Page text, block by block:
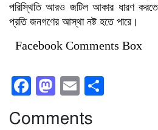
পরিস্থিতি আরও জটিল আকার ধারণ করতে
প্রতি জনগণের আস্থা নষ্ট হতে পারে।
Facebook Comments Box
Facebook
Mastodon
Email
Comments